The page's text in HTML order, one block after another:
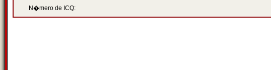
N�mero de ICQ: